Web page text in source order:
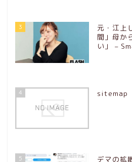
3
元・江上
間」母か
い」 –
4 sitemap
5
デマの拡